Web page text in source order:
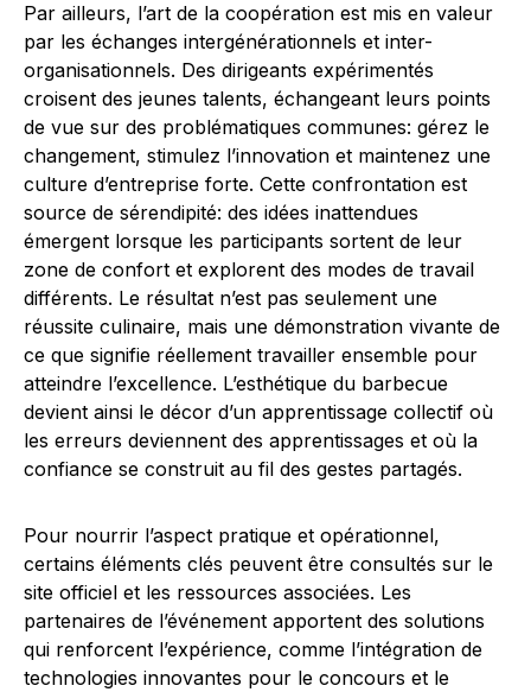
Par ailleurs, l’art de la coopération est mis en valeur
par les échanges intergénérationnels et inter-
organisationnels. Des dirigeants expérimentés
croisent des jeunes talents, échangeant leurs points
de vue sur des problématiques communes: gérez le
changement, stimulez l’innovation et maintenez une
culture d’entreprise forte. Cette confrontation est
source de sérendipité: des idées inattendues
émergent lorsque les participants sortent de leur
zone de confort et explorent des modes de travail
différents. Le résultat n’est pas seulement une
réussite culinaire, mais une démonstration vivante de
ce que signifie réellement travailler ensemble pour
atteindre l’excellence. L’esthétique du barbecue
devient ainsi le décor d’un apprentissage collectif où
les erreurs deviennent des apprentissages et où la
confiance se construit au fil des gestes partagés.
Pour nourrir l’aspect pratique et opérationnel,
certains éléments clés peuvent être consultés sur le
site officiel et les ressources associées. Les
partenaires de l’événement apportent des solutions
qui renforcent l’expérience, comme l’intégration de
technologies innovantes pour le concours et le